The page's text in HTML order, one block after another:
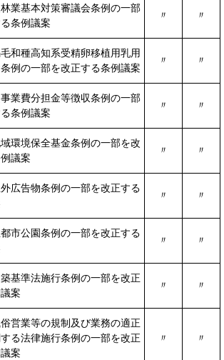
業基本対策審議会条例の一部
条例議案
〃 〃
和種高知系受精卵移植用乳用
例の一部を改正する条例議案
〃 〃
業費分担金等徴収条例の一部
条例議案
〃 〃
環境保全基金条例の一部を改
議案
〃 〃
広告物条例の一部を改正する
〃 〃
市公園条例の一部を改正する
〃 〃
基準法施行条例の一部を改正
案
〃 〃
営業等の規制及び業務の適正
る法律施行条例の一部を改正
案
〃 〃